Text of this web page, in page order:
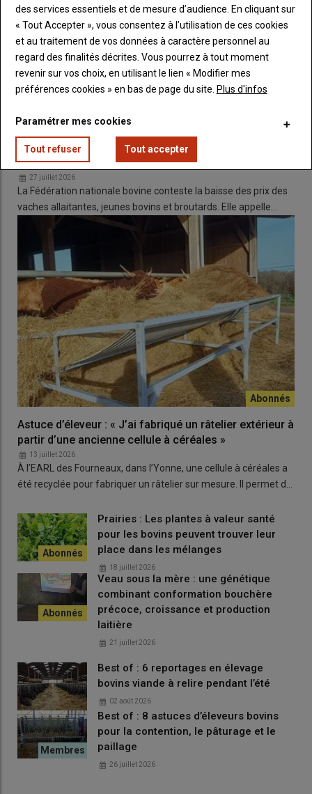
Dans sa prairie de 8 ans, Benoit Rochereau récolte encore plus
de 7 t de MS/ha avec une coupe et 3 passages de pâturage.
Parmi les lauréats territoriaux, le Gaec Rochereau est éleveur
de limousines. L’objectif que s’est fixé Benoit Rochereau lors du
semis était simple : implanter uneprairie qui permette de
fournir unegrosse première couperécoltée enensilagepuis
de valoriser les repousses aupâturagesur les trois cycles
suivants. Huit ans après son implantation, la prairie reste
dense, propre et productive avec environ 5 t de MS/ha
récoltées sur la première coupe puis encore 2 t de MS/ha
valorisées ensuite sur trois cycles de pâturage successifs.
dactyle, le RGA tétraploïde, le TV, le TB et le lotier corniculé. Le
jury a particulièrement apprécié lacomplémentarité entre
l’objectif de l’éleveur et le mélange choisi
sécurise la production dans les zones
dactyle
apporte du rendement
sur la première coupe et les
corniculé a quasiment disparu après huit ans, probablement
pénalisé par la concurrence des autres espèces et le poids de
la première coupe.
Lire aussi :Prairies : « Nous semons le même
mélange multiespèces sur toutes les parcelles »
1ainsi que par Herbe et Fourrages Centre-Val de Loire,
Vegepolys Valley, Avenirs Prairies et la Région Centre-Val de
Loire
La FNB appelle à une mobilisation nationale devant
les sites du groupe Bigard
27 juillet 2026
La Fédération nationale bovine conteste la baisse des prix des
vaches allaitantes, jeunes bovins et broutards. Elle appelle…
Astuce d’éleveur : « J’ai fabriqué un râtelier extérieur à
partir d’une ancienne cellule à céréales »
13 juillet 2026
À l’EARL des Fourneaux, dans l’Yonne, une cellule à céréales a
été recyclée pour fabriquer un râtelier sur mesure. Il permet d…
Prairies : Les plantes à valeur santé
pour les bovins peuvent trouver leur
place dans les mélanges
18 juillet 2026
Veau sous la mère : une génétique
combinant conformation bouchère
précoce, croissance et production
laitière
21 juillet 2026
Best of : 6 reportages en élevage
bovins viande à relire pendant l’été
02 août 2026
Best of : 8 astuces d’éleveurs bovins
pour la contention, le pâturage et le
paillage
26 juillet 2026
des services essentiels et de mesure d’audience. En cliquant sur
« Tout Accepter », vous consentez à l’utilisation de ces cookies
et au traitement de vos données à caractère personnel au
regard des finalités décrites. Vous pourrez à tout moment
revenir sur vos choix, en utilisant le lien « Modifier mes
préférences cookies » en bas de page du site. Plus d'infos
Paramétrer mes cookies
Tout refuser Tout accepter